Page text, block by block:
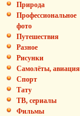
Природа
Профессиональное
фото
Путешествия
Разное
Рисунки
Самолёты, авиация
Спорт
Тату
ТВ, сериалы
Фильмы